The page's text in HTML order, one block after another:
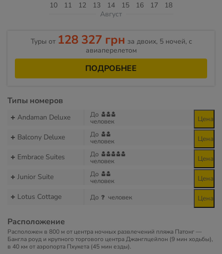
10 11 12 13 14 15 16 17 18
Август
Туры от 128 327 грн за двоих, 5 ночей, c
авиаперелетом
ПОДРОБНЕЕ
Типы номеров
Andaman Deluxe До
человек Цена
Balcony Deluxe До
человек Цена
Embrace Suites До
человек Цена
Junior Suite До
человек Цена
Lotus Cottage До человек Цена
Расположение
Расположен в 800 м от центра ночных развлечений пляжа Патонг —
Бангла роуд и крупного торгового центра Джанглцейлон (9 мин ходьбы),
в 40 км от аэропорта Пхукета (45 мин езды).